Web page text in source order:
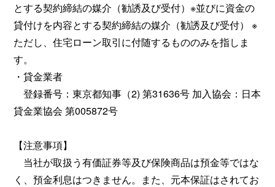
とする契約締結の媒介（勧誘及び受付）※並びに資金の
貸付けを内容とする契約締結の媒介（勧誘及び受付） ※
ただし、住宅ローン取引に付随するもののみを指しま
す。
・貸金業者
登録番号：東京都知事（2) 第31636号 加入協会：日本
貸金業協会 第005872号
【注意事項】
当社が取扱う有価証券等及び保険商品は預金等ではな
く、預金利息はつきません。また、元本保証はされてお